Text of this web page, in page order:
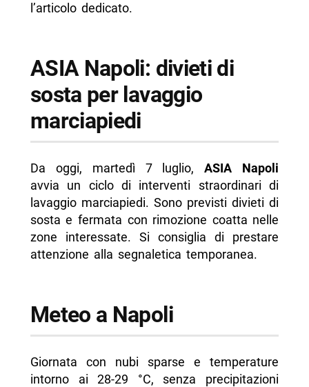
l’articolo dedicato.
ASIA Napoli: divieti di
sosta per lavaggio
marciapiedi
Da oggi, martedì 7 luglio,ASIA Napoli
avvia un ciclo di interventi straordinari di
lavaggio marciapiedi. Sono previsti divieti di
sosta e fermata con rimozione coatta nelle
zone interessate. Si consiglia di prestare
attenzione alla segnaletica temporanea.
Meteo a Napoli
Giornata con nubi sparse e temperature
intorno ai 28-29 °C, senza precipitazioni